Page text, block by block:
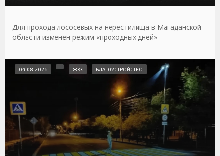
Для прохода лососевых на нерестилища в Магаданской
области изменен режим «проходных дней»
04.08.2026 ЖКХ БЛАГОУСТРОЙСТВО